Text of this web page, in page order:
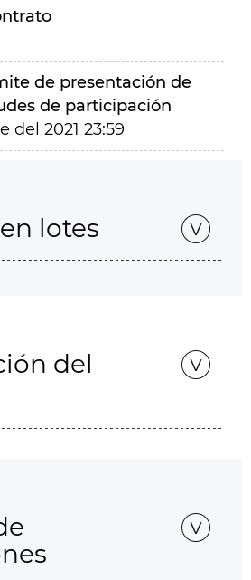
de presentación de
de participación
del 2021 23:59
lotes
del